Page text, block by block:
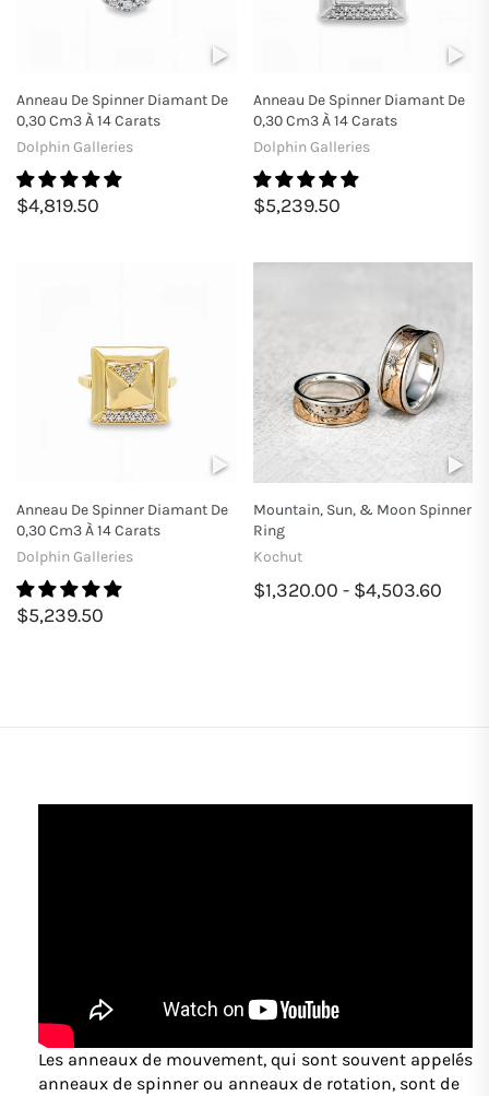
Anneau De Spinner Diamant De
0,30 Cm3 À 14 Carats
Dolphin Galleries
$4,819.50
Anneau De Spinner Diamant De
0,30 Cm3 À 14 Carats
Dolphin Galleries
$5,239.50
Anneau De Spinner Diamant De
0,30 Cm3 À 14 Carats
Dolphin Galleries
$5,239.50
Mountain, Sun, & Moon Spinner
Ring
Kochut
$1,320.00 - $4,503.60
Les anneaux de mouvement, qui sont souvent appelés
anneaux de spinner ou anneaux de rotation, sont de